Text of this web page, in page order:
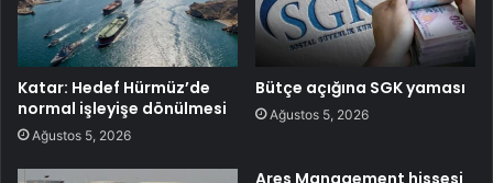
Katar: Hedef Hürmüz’de
normal işleyişe dönülmesi
Ağustos 5, 2026
Bütçe açığına SGK yaması
Ağustos 5, 2026